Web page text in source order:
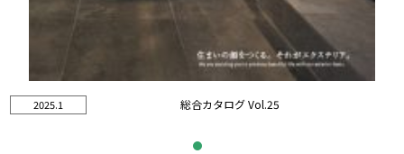
2025.1 総合カタログ Vol.25